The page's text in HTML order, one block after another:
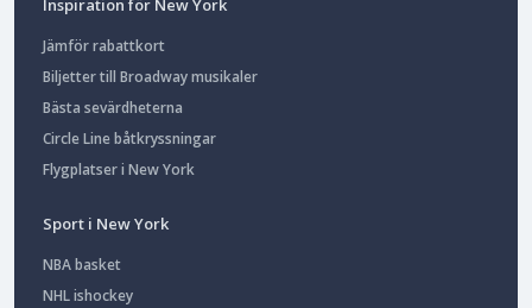
Inspiration för New York
Jämför rabattkort
Biljetter till Broadway musikaler
Bästa sevärdheterna
Circle Line båtkryssningar
Flygplatser i New York
Sport i New York
NBA basket
NHL ishockey